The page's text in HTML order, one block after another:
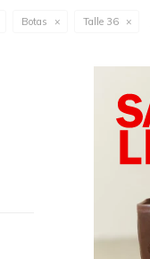
Botas Talle 36